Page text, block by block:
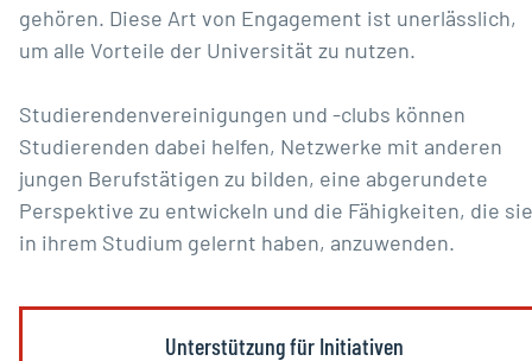
gehören. Diese Art von Engagement ist unerlässlich,
um alle Vorteile der Universität zu nutzen.
Studierendenvereinigungen und -clubs können
Studierenden dabei helfen, Netzwerke mit anderen
jungen Berufstätigen zu bilden, eine abgerundete
Perspektive zu entwickeln und die Fähigkeiten, die sie
in ihrem Studium gelernt haben, anzuwenden.
Unterstützung für Initiativen